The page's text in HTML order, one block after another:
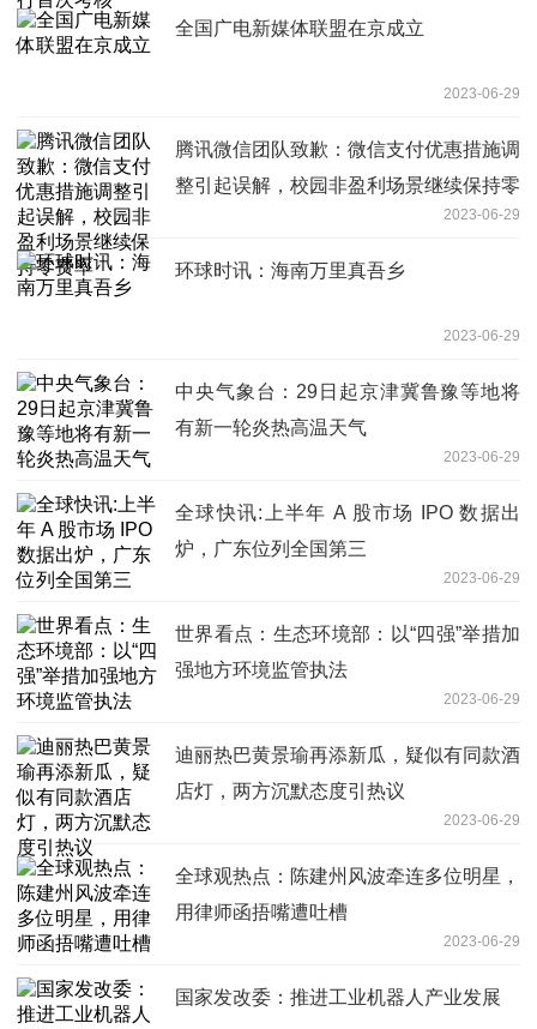
全国广电新媒体联盟在京成立
2023-06-29
腾讯微信团队致歉：微信支付优惠措施调
整引起误解，校园非盈利场景继续保持零
2023-06-29
环球时讯：海南万里真吾乡
2023-06-29
中央气象台：29日起京津冀鲁豫等地将
有新一轮炎热高温天气
2023-06-29
全球快讯:上半年 A 股市场 IPO 数据出
炉，广东位列全国第三
2023-06-29
世界看点：生态环境部：以“四强”举措加
强地方环境监管执法
2023-06-29
迪丽热巴黄景瑜再添新瓜，疑似有同款酒
店灯，两方沉默态度引热议
2023-06-29
全球观热点：陈建州风波牵连多位明星，
用律师函捂嘴遭吐槽
2023-06-29
国家发改委：推进工业机器人产业发展